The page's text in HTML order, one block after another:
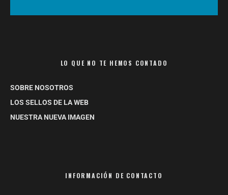
LO QUE NO TE HEMOS CONTADO
SOBRE NOSOTROS
LOS SELLOS DE LA WEB
NUESTRA NUEVA IMAGEN
INFORMACIÓN DE CONTACTO